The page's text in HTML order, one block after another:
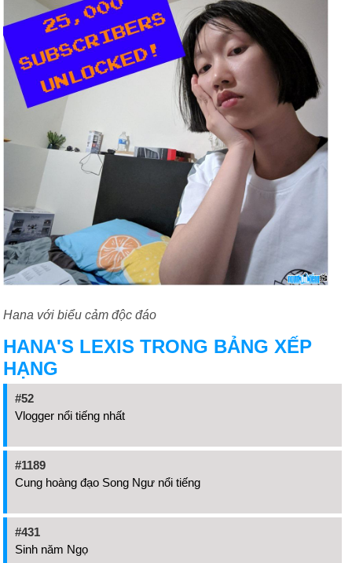
Hana với biểu cảm độc đáo
HANA'S LEXIS TRONG BẢNG XẾP
HẠNG
#52
Vlogger nổi tiếng nhất
#1189
Cung hoàng đạo Song Ngư nổi tiếng
#431
Sinh năm Ngọ